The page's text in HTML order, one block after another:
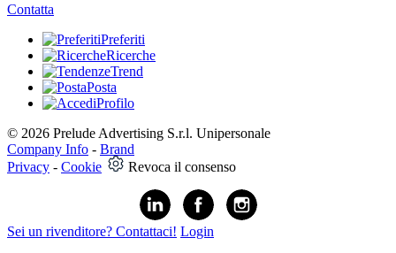
Contatta
Preferiti
Ricerche
Trend
Posta
Profilo
© 2026 Prelude Advertising S.r.l. Unipersonale
Company Info - Brand
Privacy - Cookie Revoca il consenso
Sei un rivenditore? Contattaci! Login